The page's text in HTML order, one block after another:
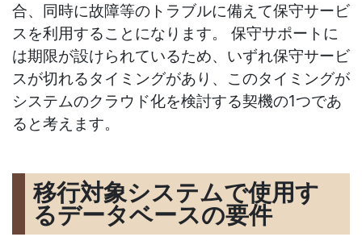
合、同時に故障等のトラブルに備えて保守サービ
スを利用することになります。 保守サポートに
は期限が設けられているため、いずれ保守サービ
スが切れるタイミングがあり、このタイミングが
システムのクラウド化を検討する契機の1つであ
ると考えます。
移行対象システムで使用す
るデータベースの要件